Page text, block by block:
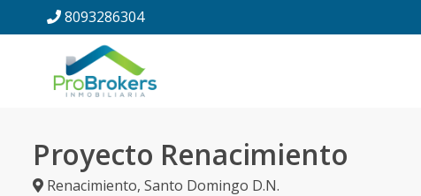
8093286304
Proyecto Renacimiento
Renacimiento, Santo Domingo D.N.